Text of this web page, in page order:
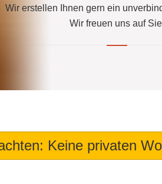
Wir erstellen Ihnen gern ein
Wir freuen uns auf
Keine privaten